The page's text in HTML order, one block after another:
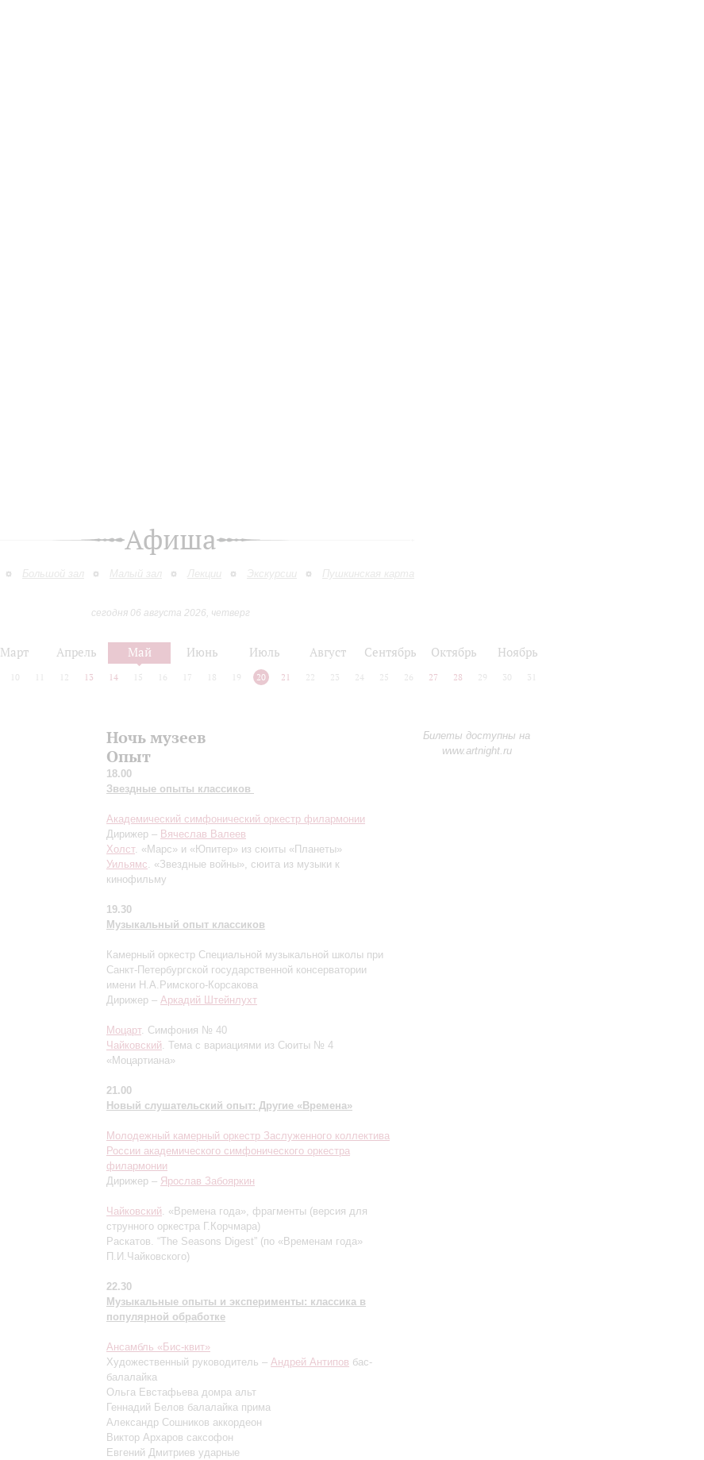
Афиша
Большой зал Малый зал Лекции Экскурсии Пушкинская карта
сегодня 06 августа 2026, четверг
Март Апрель Май Июнь Июль Август Сентябрь Октябрь Ноябрь
10 12 13 14 15 16 17 18 19 20 21 22 23 24 25 26 27 28 29 30 31
Ночь музеев
Опыт
18.00
Звездные опыты классиков
Академический симфонический оркестр филармонии
Дирижер – Вячеслав Валеев
Холст. «Марс» и «Юпитер» из сюиты «Планеты»
Уильямс. «Звездные войны», сюита из музыки к
кинофильму
19.30
Музыкальный опыт классиков
Камерный оркестр Специальной музыкальной школы при
Санкт-Петербургской государственной консерватории
имени Н.А.Римского-Корсакова
Дирижер – Аркадий Штейнлухт
Моцарт. Симфония № 40
Чайковский. Тема с вариациями из Сюиты № 4
«Моцартиана»
21.00
Новый слушательский опыт: Другие «Времена»
Молодежный камерный оркестр Заслуженного коллектива
России академического симфонического оркестра
филармонии
Дирижер – Ярослав Забояркин
Чайковский. «Времена года», фрагменты (версия для
струнного оркестра Г.Корчмара)
Раскатов. “The Seasons Digest” (по «Временам года»
П.И.Чайковского)
22.30
Музыкальные опыты и эксперименты: классика в
популярной обработке
Ансамбль «Бис-квит»
Художественный руководитель – Андрей Антипов бас-
балалайка
Ольга Евстафьева домра альт
Геннадий Белов балалайка прима
Александр Сошников аккордеон
Виктор Архаров саксофон
Евгений Дмитриев ударные
Билеты доступны на
www.artnight.ru